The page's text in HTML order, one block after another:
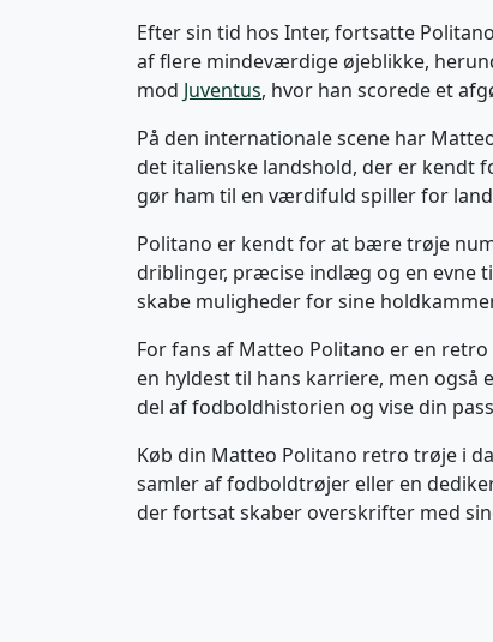
Efter sin tid hos Inter, fortsatte
af flere mindeværdige øjeblikke,
mod Juventus, hvor han scorede et
På den internationale scene har
det italienske landshold, der er kendt
gør ham til en værdifuld spiller for
Politano er kendt for at bære trøje
driblinger, præcise indlæg og en evne
skabe muligheder for sine
For fans af Matteo Politano er en
en hyldest til hans karriere, men
del af fodboldhistorien og vise din
Køb din Matteo Politano retro trøje i
samler af fodboldtrøjer eller en
der fortsat skaber overskrifter med